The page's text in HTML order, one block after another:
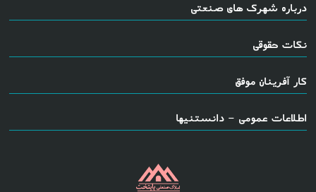
درباره شهرک های صنعتی
نکات حقوقی
کار آفرینان موفق
اطلاعات عمومی - دانستنیها